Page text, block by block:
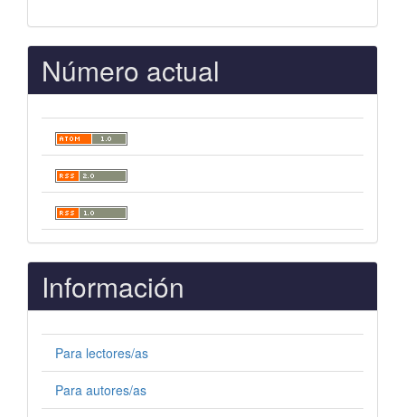
Número actual
Información
Para lectores/as
Para autores/as